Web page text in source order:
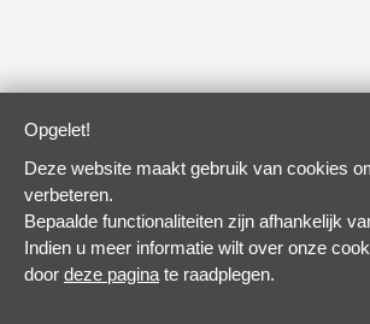
Opgelet!
Deze website maakt gebruik van cookies
verbeteren.
Bepaalde functionaliteiten zijn afhankelijk
Indien u meer informatie wilt over onze
door deze pagina te raadplegen.